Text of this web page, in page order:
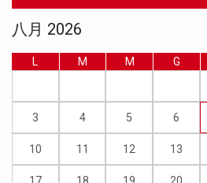
八月 2026
L M M G
3 4 5 6
10 11 12 13